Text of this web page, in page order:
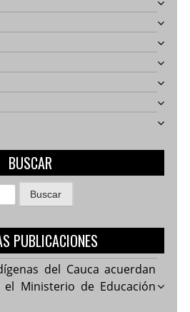
BUSCAR
PUBLICACIONES
del Cauca acuerdan
Ministerio de Educación